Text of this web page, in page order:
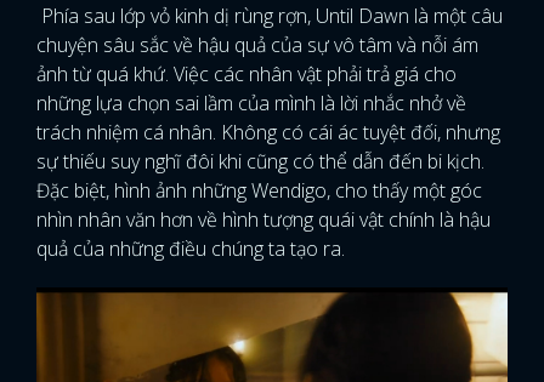
Phía sau lớp vỏ kinh dị rùng rợn, Until Dawn là một câu
chuyện sâu sắc về hậu quả của sự vô tâm và nỗi ám
ảnh từ quá khứ. Việc các nhân vật phải trả giá cho
những lựa chọn sai lầm của mình là lời nhắc nhở về
trách nhiệm cá nhân. Không có cái ác tuyệt đối, nhưng
sự thiếu suy nghĩ đôi khi cũng có thể dẫn đến bi kịch.
Đặc biệt, hình ảnh những Wendigo, cho thấy một góc
nhìn nhân văn hơn về hình tượng quái vật chính là hậu
quả của những điều chúng ta tạo ra.